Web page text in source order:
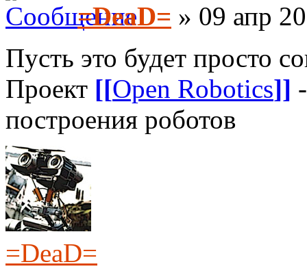
=DeaD= » 09 апр
Пусть это будет просто
Проект [[Open Robotics]]
построения роботов
=DeaD=